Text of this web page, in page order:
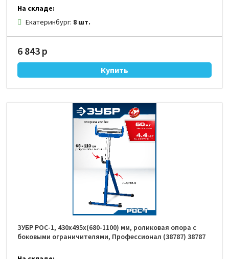
На складе:
Екатеринбург: 8 шт.
6 843 р
ЗУБР РОС-1, 430x495x(680-1100) мм, роликовая опора с
боковыми ограничителями, Профессионал (38787) 38787